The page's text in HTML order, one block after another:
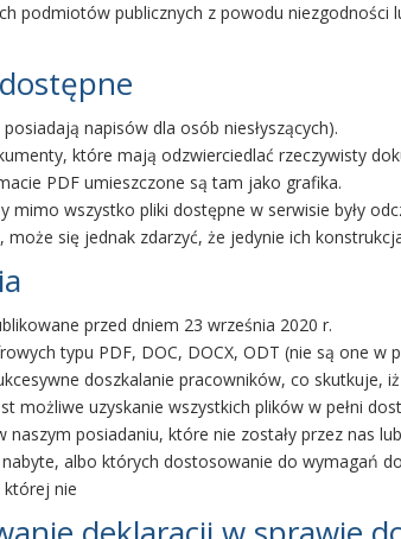
podmiotów publicznych z powodu niezgodności
napisów dla osób niesłyszących).
które mają odzwierciedlać rzeczywisty
PDF umieszczone są tam jako grafika.
mimo wszystko pliki dostępne w serwisie były
może się jednak zdarzyć, że jedynie ich
przed dniem 23 września 2020 r.
typu PDF, DOC, DOCX, ODT (nie są one w
doszkalanie pracowników, co skutkuje,
możliwe uzyskanie wszystkich plików w pełni
naszym posiadaniu, które nie zostały przez nas
albo których dostosowanie do wymagań
nie